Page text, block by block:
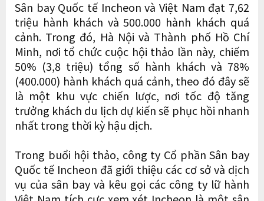
Sân bay Quốc tế Incheon và Việt Nam đạt 7,62
triệu hành khách và 500.000 hành khách quá
cảnh. Trong đó, Hà Nội và Thành phố Hồ Chí
Minh, nơi tổ chức cuộc hội thảo lần này, chiếm
50% (3,8 triệu) tổng số hành khách và 78%
(400.000) hành khách quá cảnh, theo đó đây sẽ
là một khu vực chiến lược, nơi tốc độ tăng
trưởng khách du lịch dự kiến ​​sẽ phục hồi nhanh
nhất trong thời kỳ hậu dịch.
Trong buổi hội thảo, công ty Cổ phần Sân bay
Quốc tế Incheon đã giới thiệu các cơ sở và dịch
vụ của sân bay và kêu gọi các công ty lữ hành